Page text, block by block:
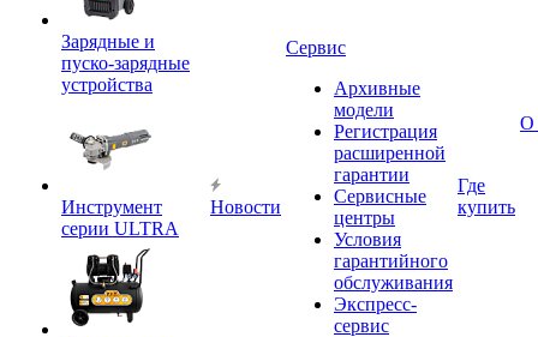
Зарядные и
пуско-зарядные
устройства
Инструмент
серии ULTRA
Новости
Сервис
Архивные
модели
Регистрация
расширенной
гарантии
Сервисные
центры
Условия
гарантийного
обслуживания
Экспресс-
сервис
Где
купить
О